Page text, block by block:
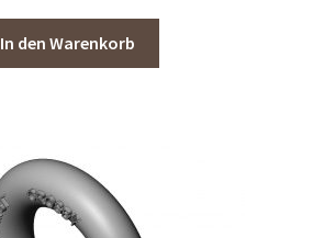
In den Warenkorb